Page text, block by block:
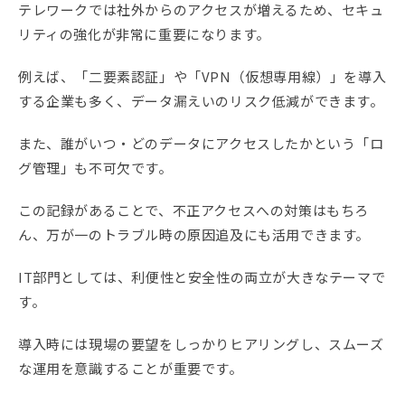
テレワークでは社外からのアクセスが増えるため、セキュ
リティの強化が非常に重要になります。
例えば、「二要素認証」や「VPN（仮想専用線）」を導入
する企業も多く、データ漏えいのリスク低減ができます。
また、誰がいつ・どのデータにアクセスしたかという「ロ
グ管理」も不可欠です。
この記録があることで、不正アクセスへの対策はもちろ
ん、万が一のトラブル時の原因追及にも活用できます。
IT部門としては、利便性と安全性の両立が大きなテーマで
す。
導入時には現場の要望をしっかりヒアリングし、スムーズ
な運用を意識することが重要です。